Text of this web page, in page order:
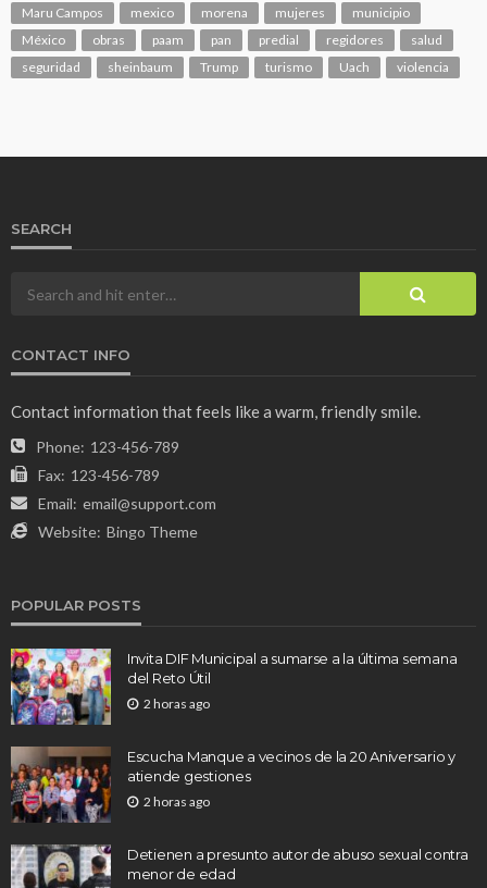
Maru Campos
mexico morena mujeres
municipio
México
obras paam pan predial regidores
salud
seguridad
sheinbaum Trump turismo Uach violencia
SEARCH
CONTACT INFO
Contact information that feels like a warm, friendly smile.
Phone: 123-456-789
Fax: 123-456-789
Email: email@support.com
Website: Bingo Theme
POPULAR POSTS
Invita DIF Municipal a sumarse a la última semana
del Reto Útil
2 horas ago
Escucha Manque a vecinos de la 20 Aniversario y
atiende gestiones
2 horas ago
Detienen a presunto autor de abuso sexual contra
menor de edad